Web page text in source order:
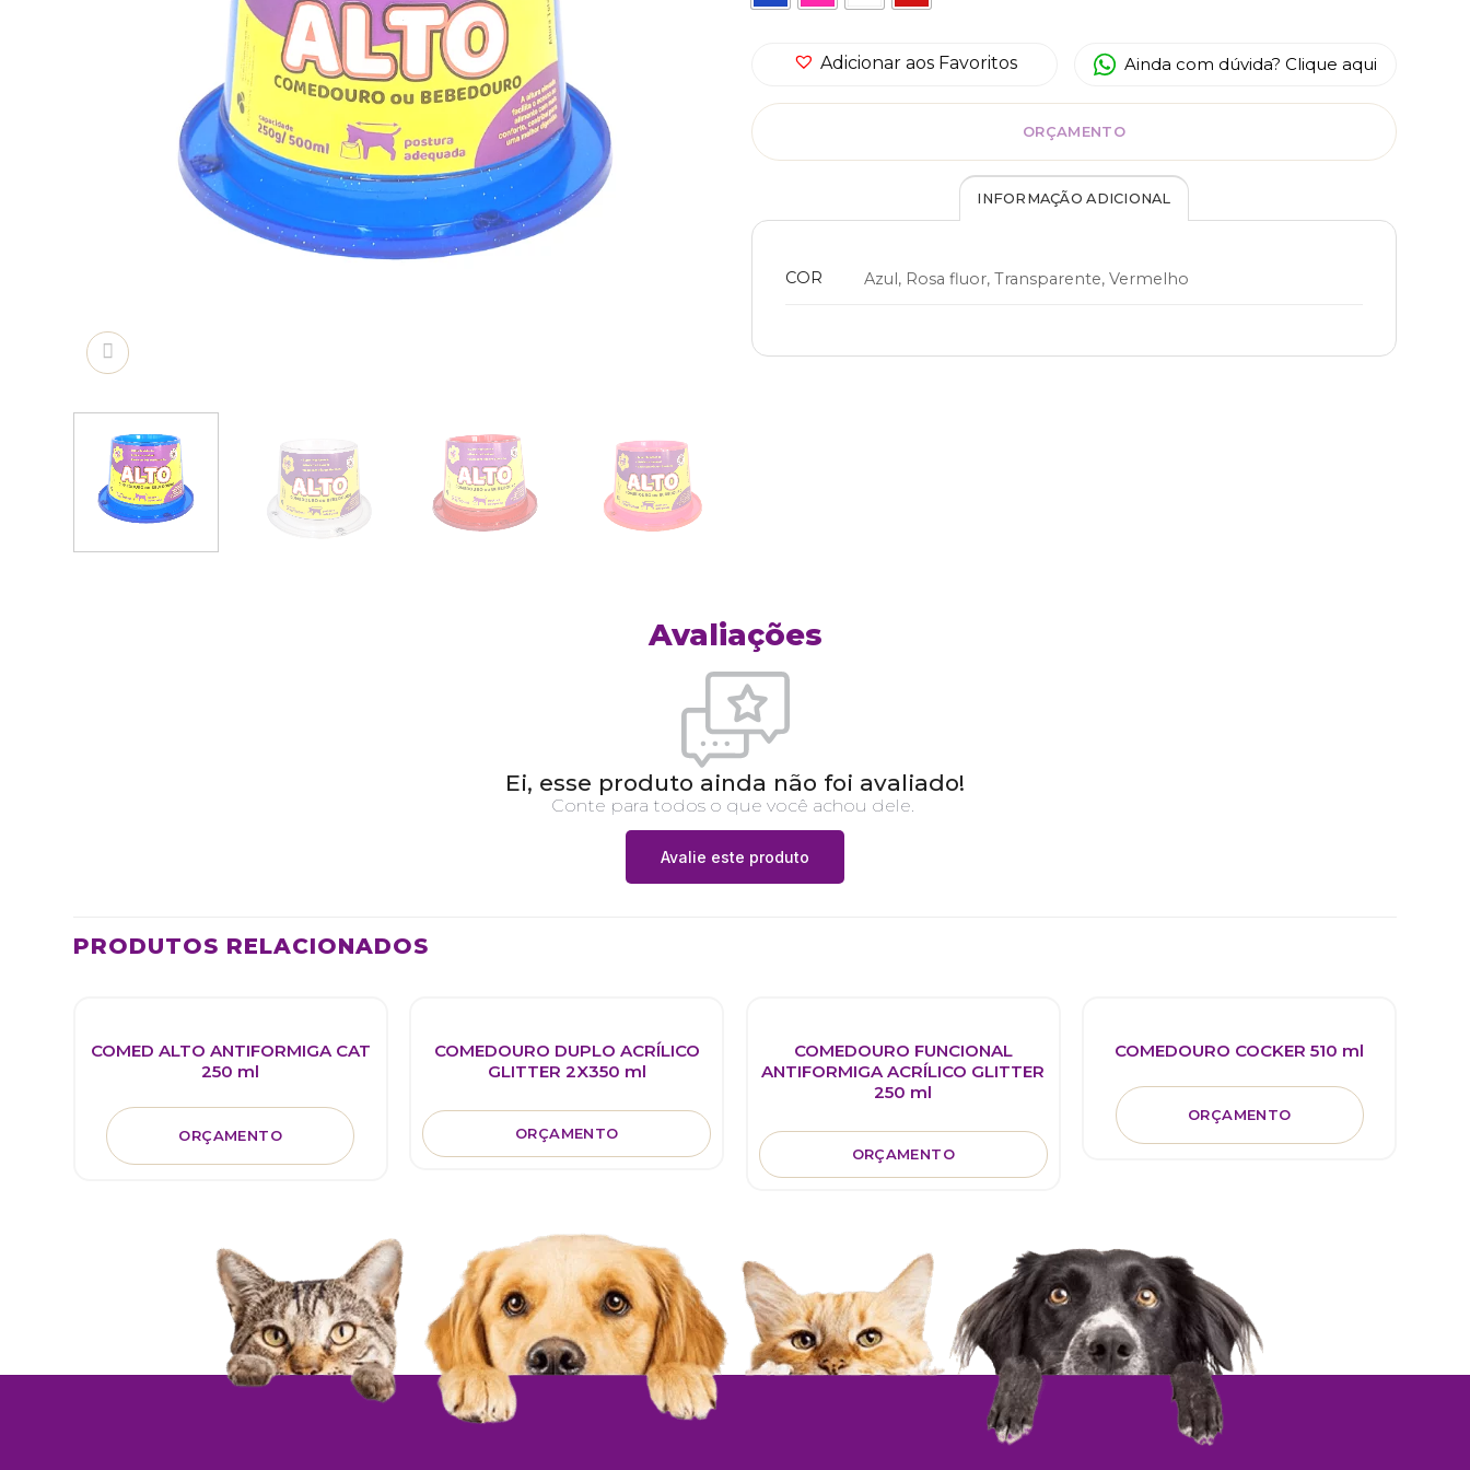
Adicionar aos Favoritos Ainda com dúvida? Clique aqui
ORÇAMENTO
INFORMAÇÃO ADICIONAL
COR Azul, Rosa fluor, Transparente, Vermelho
Avaliações
Ei, esse produto ainda não foi avaliado!
Conte para todos o que você achou dele.
Avalie este produto
PRODUTOS RELACIONADOS
COMED ALTO ANTIFORMIGA CAT
250 ml
ORÇAMENTO
COMEDOURO DUPLO ACRÍLICO
GLITTER 2X350 ml
ORÇAMENTO
COMEDOURO FUNCIONAL
ANTIFORMIGA ACRÍLICO GLITTER
250 ml
ORÇAMENTO
COMEDOURO COCKER 510 ml
ORÇAMENTO